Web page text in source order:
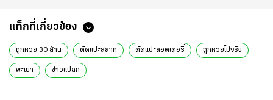
แท็กที่เกี่ยวข้อง
ถูกหวย 30 ล้าน ตัดแปะสลาก ตัดแปะลอตเตอรี่ ถูกหวยไม่จริง
พะเยา ข่าวแปลก